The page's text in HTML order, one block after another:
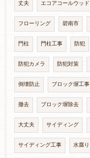
丈夫 エコアコールウッド
フローリング 碧南市
門柱 門柱工事 防犯
防犯カメラ 防犯対策
倒壊防止 ブロック塀工事
撤去 ブロック塀除去
大丈夫 サイディング
サイディング工事 水腐り